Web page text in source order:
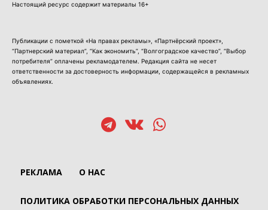
Настоящий ресурс содержит материалы 16+
Публикации с пометкой «На правах рекламы», «Партнёрский проект»,
“Партнерский материал”, “Как экономить”, “Волгоградское качество”, “Выбор
потребителя” оплачены рекламодателем. Редакция сайта не несет
ответственности за достоверность информации, содержащейся в рекламных
объявлениях.
РЕКЛАМА О НАС
ПОЛИТИКА ОБРАБОТКИ ПЕРСОНАЛЬНЫХ ДАННЫХ